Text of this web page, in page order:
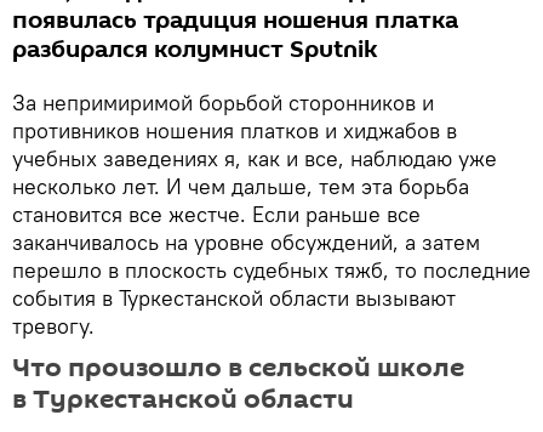
появилась традиция ношения платка
разбирался колумнист Sputnik
За непримиримой борьбой сторонников и
противников ношения платков и хиджабов в
учебных заведениях я, как и все, наблюдаю уже
несколько лет. И чем дальше, тем эта борьба
становится все жестче. Если раньше все
заканчивалось на уровне обсуждений, а затем
перешло в плоскость судебных тяжб, то последние
события в Туркестанской области вызывают
тревогу.
Что произошло в сельской школе
в Туркестанской области